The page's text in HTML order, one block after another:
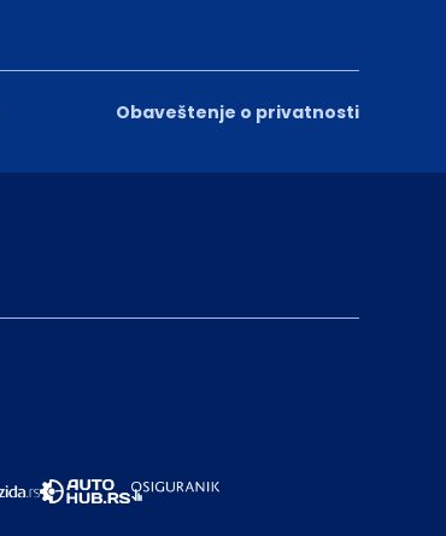
Obaveštenje o privatnosti